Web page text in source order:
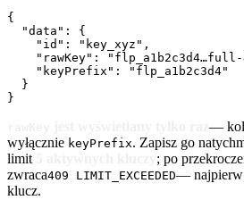
{
  "data": {
    "id": "key_xyz",
"rawKey":
    "keyPrefix": "flp_a1b2c3d4"
  }
}
—
wyłącznie keyPrefix. Zapisz go
limit
; po
zwraca409 LIMIT_EXCEEDED— najpierw
klucz.